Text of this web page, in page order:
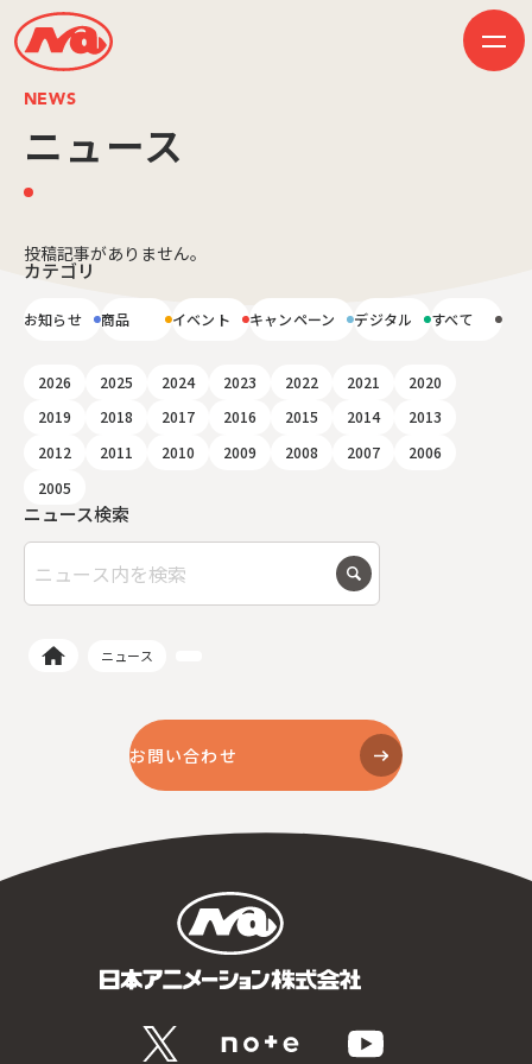
〒104-0061
HOME
作品紹介
会社案内
創業50周年記念ページ
音楽配信
お問い合わせ
NEWS
ニュース
ニュース検索
カテゴリ
お知らせ 商品 イベント キャンペーン デジタル すべて
2026 2025 2024 2023 2022 2021
2020
2019
2018 2017 2016 2015 2014
2013
2012
2011 2010 2009 2008 2007
2006
2005
投稿記事がありません。
ニュース
お問い合わせ